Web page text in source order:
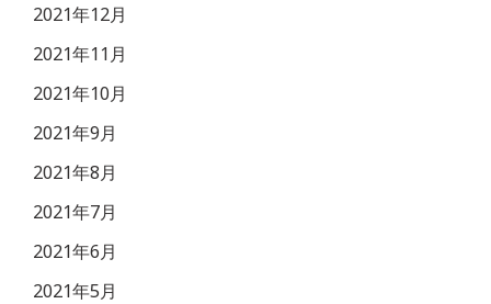
2021年12月
2021年11月
2021年10月
2021年9月
2021年8月
2021年7月
2021年6月
2021年5月